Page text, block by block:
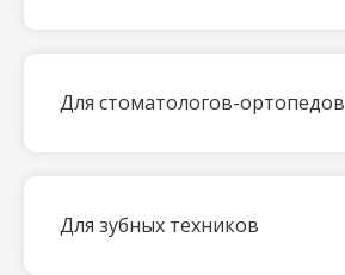
Для стоматологов-ортопедов
Для зубных техников